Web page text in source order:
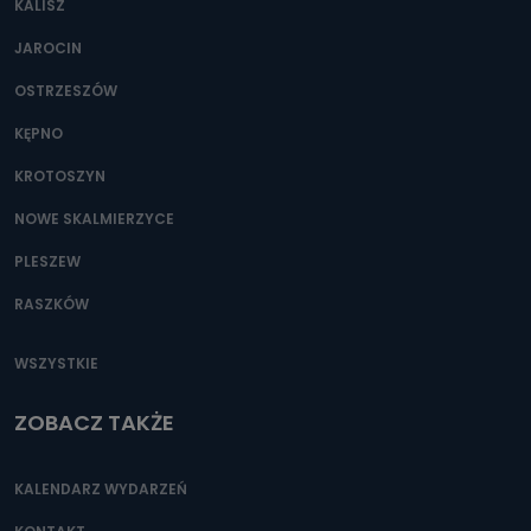
Można to zrobić pod numerem telefonu 62 735-51-05 lub
KALISZ
JAROCIN
OSTRZESZÓW
KĘPNO
KROTOSZYN
NOWE SKALMIERZYCE
PLESZEW
RASZKÓW
WSZYSTKIE
ZOBACZ TAKŻE
KALENDARZ WYDARZEŃ